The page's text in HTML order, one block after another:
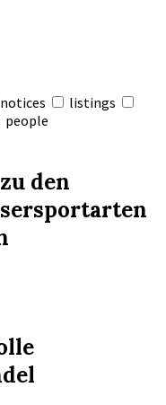
notices
listings
people
den